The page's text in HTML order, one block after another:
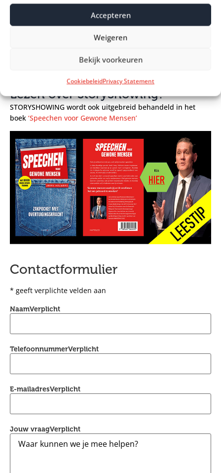
Accepteren
Weigeren
Bekijk voorkeuren
CookiebeleidPrivacy Statement
StoryShowing worden gegeven door Jerry Helmers. Jerry Helmers is
Crown Mediaen ervaren
sinds 2010 columnist bij de Financiële Telegraaf en hij is regelmatig te
Nederlands Kampioenschap Debatteren Eloquentia op de derde
Lezen over StoryShowing?
STORYSHOWING wordt ook uitgebreid behandeld in het
boek ‘Speechen voor Gewone Mensen’
Contactformulier
* geeft verplichte velden aan
NaamVerplicht
TelefoonnummerVerplicht
E-mailadresVerplicht
Jouw vraagVerplicht